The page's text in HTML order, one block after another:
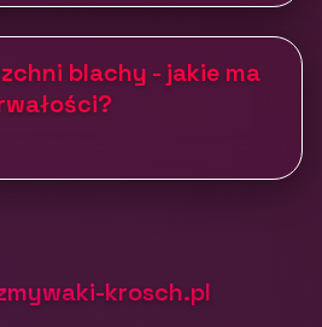
blachy - jakie ma
krosch.pl